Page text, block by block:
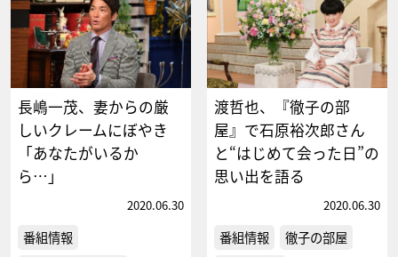
長嶋一茂、妻からの厳
しいクレームにぼやき
「あなたがいるか
ら…」
2020.06.30
番組情報
渡哲也、『徹子の部
屋』で石原裕次郎さん
と“はじめて会った日”の
思い出を語る
2020.06.30
番組情報
徹子の部屋